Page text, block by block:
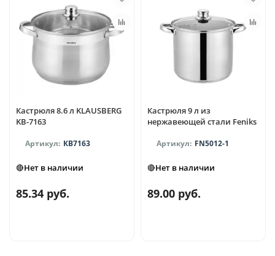
Кастрюля 8.6 л KLAUSBERG
KB-7163
КВ7163
🔴Нет в наличии
85.34 руб.
Кастрюля 9 л из
нержавеющей стали Feniks
FN5012-1
🔴Нет в наличии
89.00 руб.